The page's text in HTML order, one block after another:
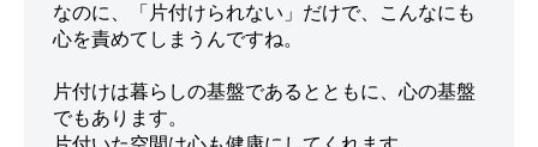
なのに、「片付けられない」だけで、こんなにも
片付けは暮らしの基盤であるとともに、心の基盤
でもあります。